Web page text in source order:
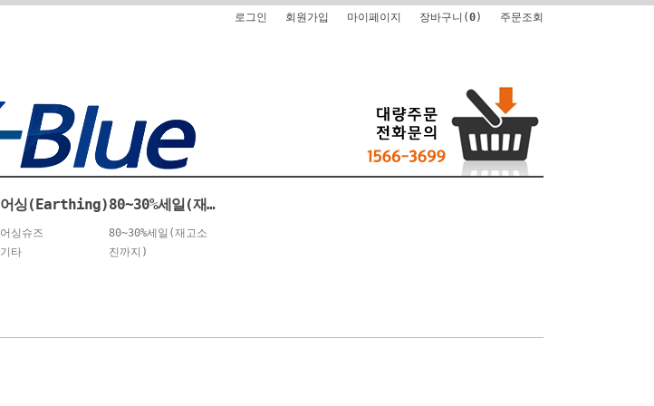
로그인 회원가입 마이페이지 장바구니(0) 주문조회
어싱(Earthing)
어싱슈즈
기타
80~30%세일(재고소진까지)
80~30%세일(재고소
진까지)